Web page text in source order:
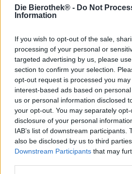
Die Bierothek® - Do Not
Information
If you wish to opt-out of the sale,
processing of your personal or
targeted advertising by us, please
section to confirm your selection.
opt-out request is processed you
interest-based ads based on
us or personal information disclosed
your opt-out. You may separately
disclosure of your personal
IAB’s list of downstream participants.
also be disclosed by us to third
Downstream Participants that may
Brauerei
Brauerei Schlenkerla
10002056
Gewicht
0.5kg(0.88kg met verpakking)
Deponeren
€ 0.08
LMIV
Verantwoordelijke exploitant van
(EU)
Heller-Bräu Trum GmbH,
Bamberg Deutschland(DE)
Deutschland